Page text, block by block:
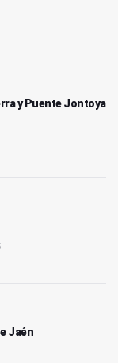
y Puente Jontoya
Jaén